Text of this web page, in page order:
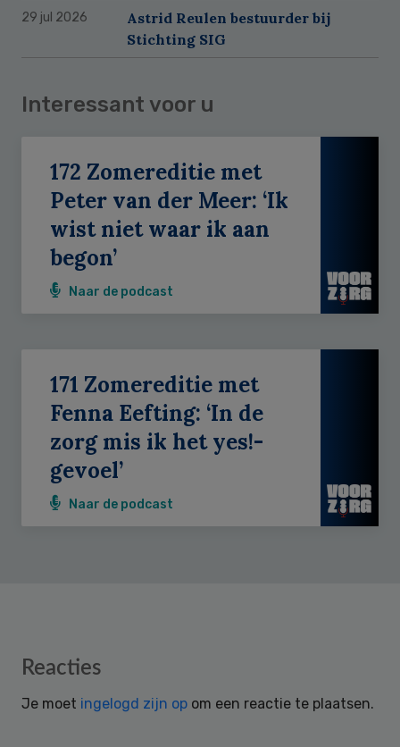
29 jul 2026
Astrid Reulen bestuurder bij
Stichting SIG
Interessant voor u
172 Zomereditie met
Peter van der Meer: ‘Ik
wist niet waar ik aan
begon’
Naar de podcast
171 Zomereditie met
Fenna Eefting: ‘In de
zorg mis ik het yes!-
gevoel’
Naar de podcast
Reader
Reacties
Je moet ingelogd zijn op om een reactie te plaatsen.